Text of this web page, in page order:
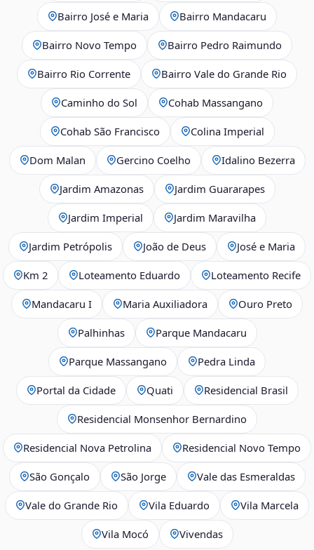
Bairro José e Maria Bairro Mandacaru
Bairro Novo Tempo Bairro Pedro Raimundo
Bairro Rio Corrente Bairro Vale do Grande Rio
Caminho do Sol Cohab Massangano
Cohab São Francisco Colina Imperial
Dom Malan Gercino Coelho Idalino Bezerra
Jardim Amazonas Jardim Guararapes
Jardim Imperial Jardim Maravilha
Jardim Petrópolis João de Deus José e Maria
Km 2 Loteamento Eduardo Loteamento Recife
Mandacaru I Maria Auxiliadora Ouro Preto
Palhinhas Parque Mandacaru
Parque Massangano Pedra Linda
Portal da Cidade Quati Residencial Brasil
Residencial Monsenhor Bernardino
Residencial Nova Petrolina Residencial Novo Tempo
São Gonçalo São Jorge Vale das Esmeraldas
Vale do Grande Rio Vila Eduardo Vila Marcela
Vila Mocó Vivendas